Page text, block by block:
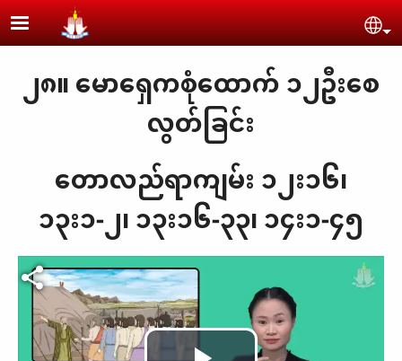
Skip to main content
၂၈။ မောရှေကစုံထောက် ၁၂ဦးစေ
လွတ်ခြင်း
တောလည်ရာကျမ်း ၁၂း၁၆၊
၁၃း၁-၂၊ ၁၃း၁၆-၃၃၊ ၁၄း၁-၄၅